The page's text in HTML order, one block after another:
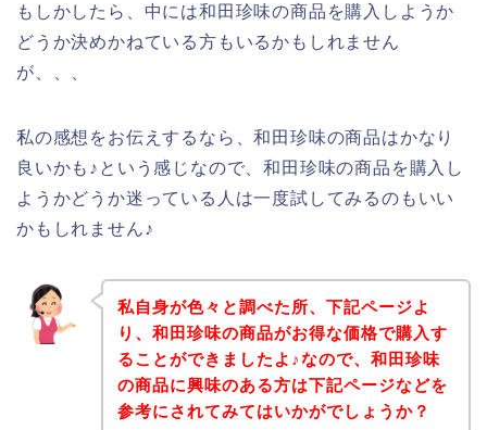
もしかしたら、中には和田珍味の商品を購入しようか
どうか決めかねている方もいるかもしれません
が、、、
私の感想をお伝えするなら、和田珍味の商品はかなり
良いかも♪という感じなので、和田珍味の商品を購入し
ようかどうか迷っている人は一度試してみるのもいい
かもしれません♪
私自身が色々と調べた所、下記ページよ
り、和田珍味の商品がお得な価格で購入す
ることができましたよ♪なので、和田珍味
の商品に興味のある方は下記ページなどを
参考にされてみてはいかがでしょうか？